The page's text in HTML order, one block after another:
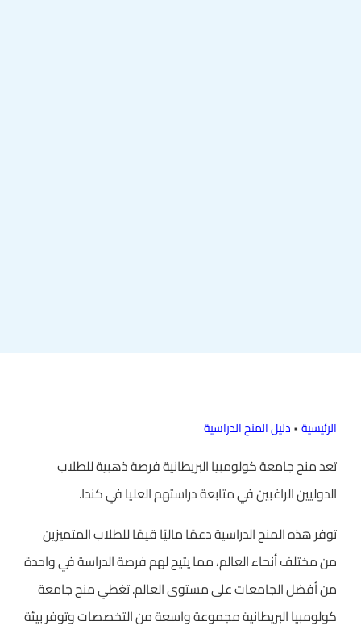
الرئيسية•دليل المنح الدراسية
تعد منح جامعة كولومبيا البريطانية فرصة ذهبية للطلاب
الدوليين الراغبين في متابعة دراستهم العليا في كندا.
توفر هذه المنح الدراسية دعمًا ماليًا قيمًا للطلاب المتميزين
من مختلف أنحاء العالم، مما يتيح لهم فرصة الدراسة في واحدة
من أفضل الجامعات على مستوى العالم. تغطي منح جامعة
كولومبيا البريطانية مجموعة واسعة من التخصصات وتوفر بيئة